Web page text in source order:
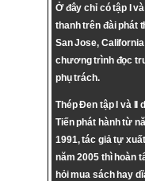
Ở đây chỉ có tập I
thanh trên đài phát
San Jose,
chương trình đọc
phụ trách.
Thép Đen tập I và II
Tiến phát hành từ
1991, tác giả tự
năm 2005 thì hoàn
hỏi mua sách hay